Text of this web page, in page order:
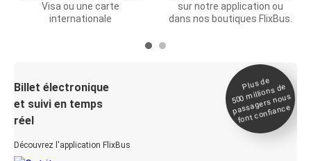
Visa ou une carte
internationale
sur notre application ou
dans nos boutiques FlixBus.
Billet électronique
et suivi en temps
réel
Découvrez l'application FlixBus
Plus de
500
millions de
passagers nous
font confiance